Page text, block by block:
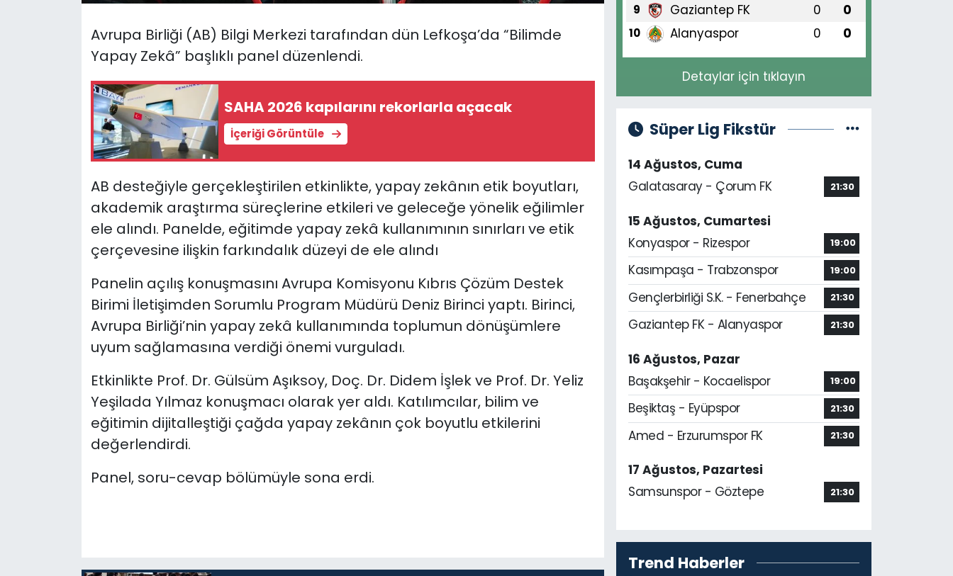
Avrupa Birliği (AB) Bilgi Merkezi tarafından dün Lefkoşa’da “Bilimde
Yapay Zekâ” başlıklı panel düzenlendi.
SAHA 2026 kapılarını rekorlarla açacak
İçeriği Görüntüle
AB desteğiyle gerçekleştirilen etkinlikte, yapay zekânın etik boyutları,
akademik araştırma süreçlerine etkileri ve geleceğe yönelik eğilimler
ele alındı. Panelde, eğitimde yapay zekâ kullanımının sınırları ve etik
çerçevesine ilişkin farkındalık düzeyi de ele alındı
Panelin açılış konuşmasını Avrupa Komisyonu Kıbrıs Çözüm Destek
Birimi İletişimden Sorumlu Program Müdürü Deniz Birinci yaptı. Birinci,
Avrupa Birliği’nin yapay zekâ kullanımında toplumun dönüşümlere
uyum sağlamasına verdiği önemi vurguladı.
Etkinlikte Prof. Dr. Gülsüm Aşıksoy, Doç. Dr. Didem İşlek ve Prof. Dr. Yeliz
Yeşilada Yılmaz konuşmacı olarak yer aldı. Katılımcılar, bilim ve
eğitimin dijitalleştiği çağda yapay zekânın çok boyutlu etkilerini
değerlendirdi.
Panel, soru-cevap bölümüyle sona erdi.
9 Gaziantep FK 0 0
10 Alanyaspor 0 0
Detaylar için tıklayın
Süper Lig Fikstür
14 Ağustos, Cuma
Galatasaray - Çorum FK
21:30
15 Ağustos, Cumartesi
Konyaspor - Rizespor
19:00
Kasımpaşa - Trabzonspor 19:00
Gençlerbirliği S.K. - Fenerbahçe 21:30
Gaziantep FK - Alanyaspor 21:30
16 Ağustos, Pazar
Başakşehir - Kocaelispor
19:00
Beşiktaş - Eyüpspor 21:30
Amed - Erzurumspor FK 21:30
17 Ağustos, Pazartesi
Samsunspor - Göztepe
21:30
Trend Haberler
Politika
Teknoloji
Video Galeri
Yazarlar